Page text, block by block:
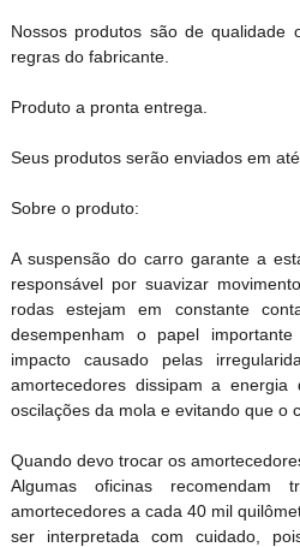
Nossos produtos são de qualidade
regras do fabricante.
Produto a pronta entrega.
Seus produtos serão enviados em
Sobre o produto:
A suspensão do carro garante a
responsável por suavizar
rodas estejam em constante
desempenham o papel
impacto causado pelas
amortecedores dissipam a
oscilações da mola e evitando que o
Quando devo trocar os
Algumas oficinas
amortecedores a cada 40 mil
ser interpretada com cuidado,